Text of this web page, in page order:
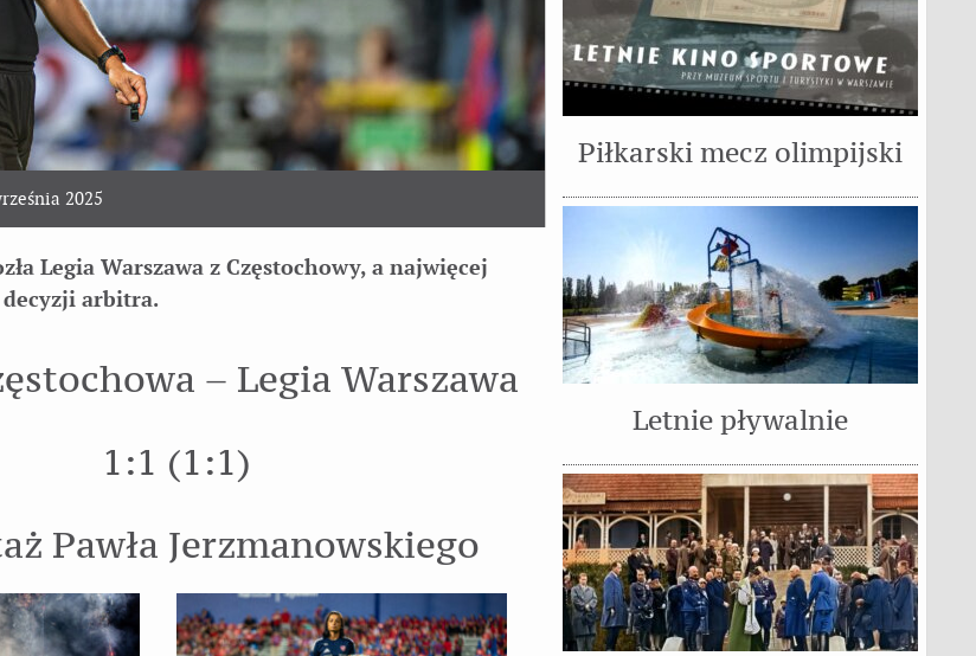
2025
Legia Warszawa z Częstochowy, a najwięcej
arbitra.
– Legia Warszawa
1:1 (1:1)
Pawła Jerzmanowskiego
Piłkarski mecz olimpijski
Letnie pływalnie